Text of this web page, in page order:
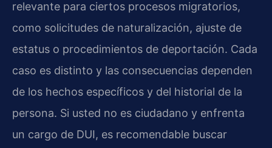
relevante para ciertos procesos migratorios,
como solicitudes de naturalización, ajuste de
estatus o procedimientos de deportación. Cada
caso es distinto y las consecuencias dependen
de los hechos específicos y del historial de la
persona. Si usted no es ciudadano y enfrenta
un cargo de DUI, es recomendable buscar